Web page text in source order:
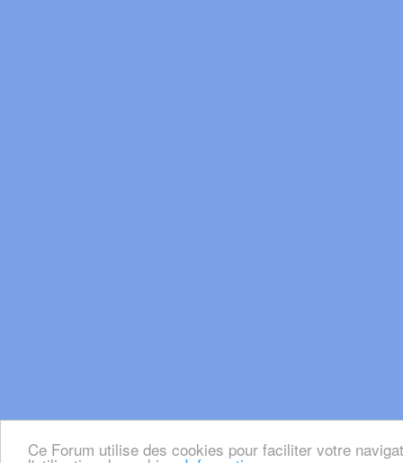
Ce Forum utilise des cookies pour faciliter votre